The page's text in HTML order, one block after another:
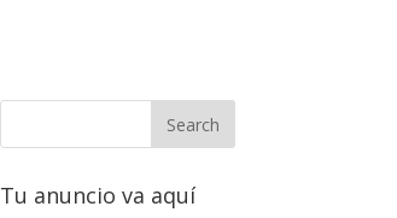
Tu anuncio va aquí